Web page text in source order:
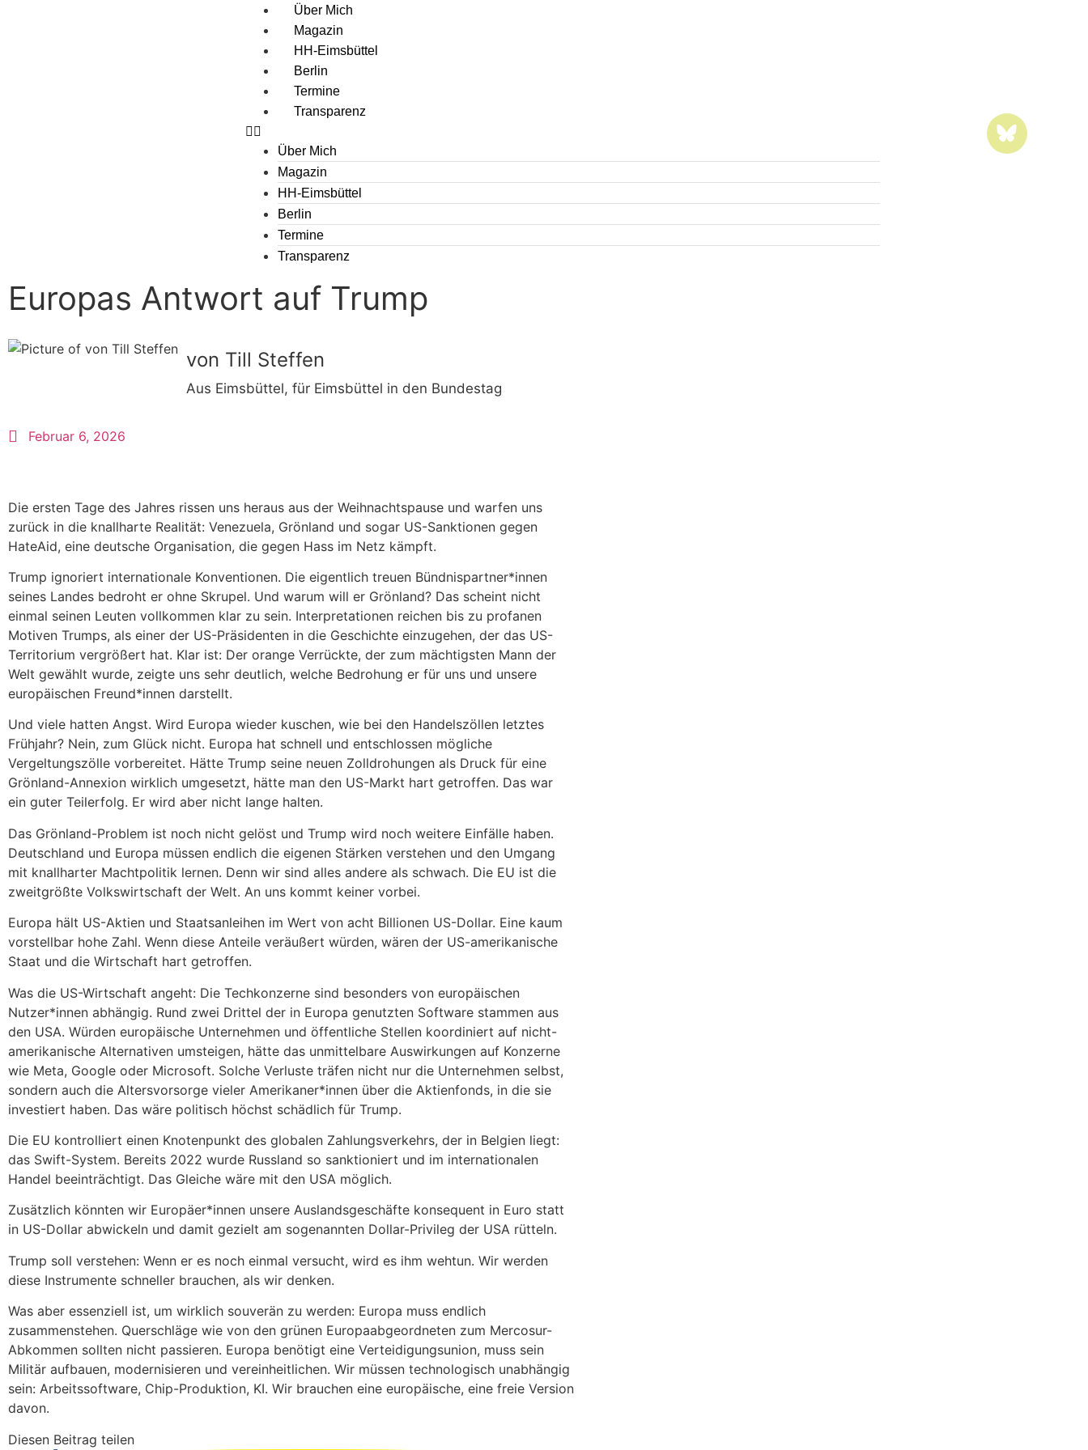
Über Mich
Magazin
HH-Eimsbüttel
Berlin
Termine
Transparenz
Über Mich
Magazin
HH-Eimsbüttel
Berlin
Termine
Transparenz
Europas Antwort auf Trump
von Till Steffen
Aus Eimsbüttel, für Eimsbüttel in den Bundestag
Februar 6, 2026
Die ersten Tage des Jahres rissen uns heraus aus der Weihnachtspause und warfen uns
zurück in die knallharte Realität: Venezuela, Grönland und sogar US-Sanktionen gegen
HateAid, eine deutsche Organisation, die gegen Hass im Netz kämpft.
Trump ignoriert internationale Konventionen. Die eigentlich treuen Bündnispartner*innen
seines Landes bedroht er ohne Skrupel. Und warum will er Grönland? Das scheint nicht
einmal seinen Leuten vollkommen klar zu sein. Interpretationen reichen bis zu profanen
Motiven Trumps, als einer der US-Präsidenten in die Geschichte einzugehen, der das US-
Territorium vergrößert hat. Klar ist: Der orange Verrückte, der zum mächtigsten Mann der
Welt gewählt wurde, zeigte uns sehr deutlich, welche Bedrohung er für uns und unsere
europäischen Freund*innen darstellt.
Und viele hatten Angst. Wird Europa wieder kuschen, wie bei den Handelszöllen letztes
Frühjahr? Nein, zum Glück nicht. Europa hat schnell und entschlossen mögliche
Vergeltungszölle vorbereitet. Hätte Trump seine neuen Zolldrohungen als Druck für eine
Grönland-Annexion wirklich umgesetzt, hätte man den US-Markt hart getroffen. Das war
ein guter Teilerfolg. Er wird aber nicht lange halten.
Das Grönland-Problem ist noch nicht gelöst und Trump wird noch weitere Einfälle haben.
Deutschland und Europa müssen endlich die eigenen Stärken verstehen und den Umgang
mit knallharter Machtpolitik lernen. Denn wir sind alles andere als schwach. Die EU ist die
zweitgrößte Volkswirtschaft der Welt. An uns kommt keiner vorbei.
Europa hält US-Aktien und Staatsanleihen im Wert von acht Billionen US-Dollar. Eine kaum
vorstellbar hohe Zahl. Wenn diese Anteile veräußert würden, wären der US-amerikanische
Staat und die Wirtschaft hart getroffen.
Was die US-Wirtschaft angeht: Die Techkonzerne sind besonders von europäischen
Nutzer*innen abhängig. Rund zwei Drittel der in Europa genutzten Software stammen aus
den USA. Würden europäische Unternehmen und öffentliche Stellen koordiniert auf nicht-
amerikanische Alternativen umsteigen, hätte das unmittelbare Auswirkungen auf Konzerne
wie Meta, Google oder Microsoft. Solche Verluste träfen nicht nur die Unternehmen selbst,
sondern auch die Altersvorsorge vieler Amerikaner*innen über die Aktienfonds, in die sie
investiert haben. Das wäre politisch höchst schädlich für Trump.
Die EU kontrolliert einen Knotenpunkt des globalen Zahlungsverkehrs, der in Belgien liegt:
das Swift-System. Bereits 2022 wurde Russland so sanktioniert und im internationalen
Handel beeinträchtigt. Das Gleiche wäre mit den USA möglich.
Zusätzlich könnten wir Europäer*innen unsere Auslandsgeschäfte konsequent in Euro statt
in US-Dollar abwickeln und damit gezielt am sogenannten Dollar-Privileg der USA rütteln.
Trump soll verstehen: Wenn er es noch einmal versucht, wird es ihm wehtun. Wir werden
diese Instrumente schneller brauchen, als wir denken.
Was aber essenziell ist, um wirklich souverän zu werden: Europa muss endlich
zusammenstehen. Querschläge wie von den grünen Europaabgeordneten zum Mercosur-
Abkommen sollten nicht passieren. Europa benötigt eine Verteidigungsunion, muss sein
Militär aufbauen, modernisieren und vereinheitlichen. Wir müssen technologisch unabhängig
sein: Arbeitssoftware, Chip-Produktion, KI. Wir brauchen eine europäische, eine freie Version
davon.
Diesen Beitrag teilen